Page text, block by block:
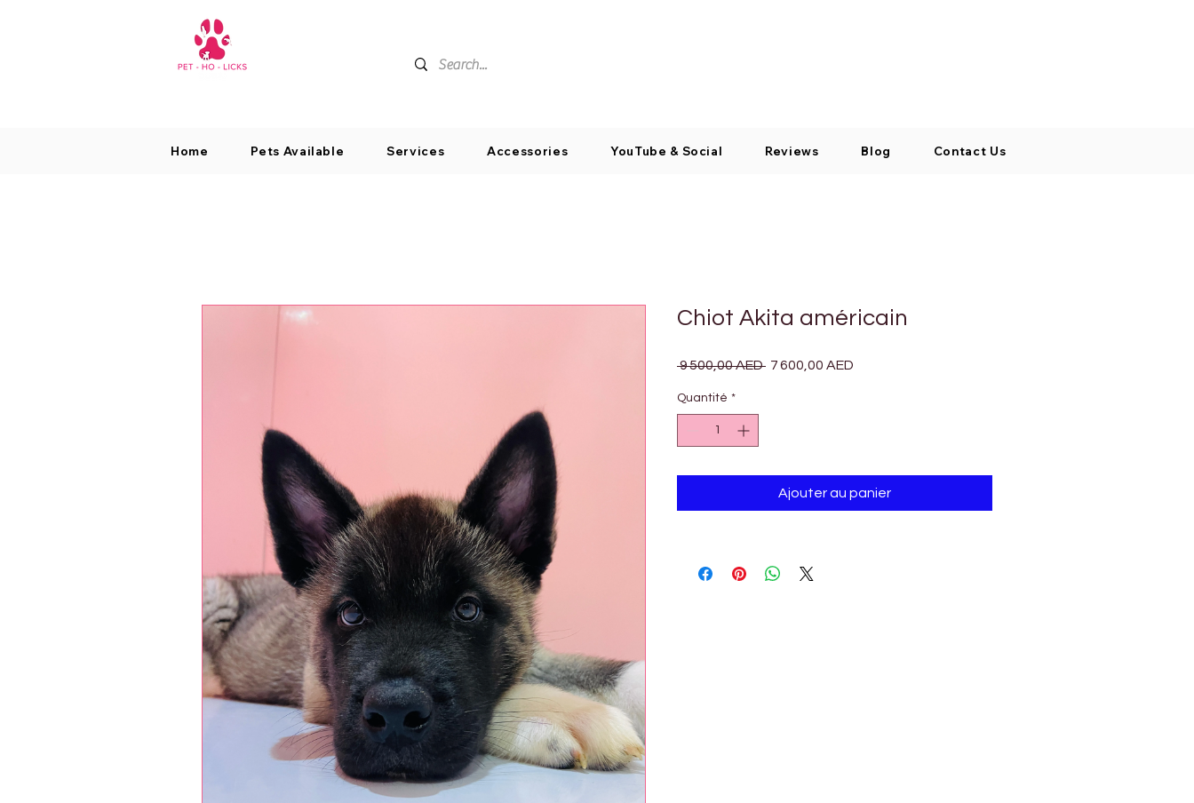
Home Pets Available Services Accessories YouTube & Social Reviews Blog Contact Us
Chiot Akita américain
9 500,00 AED Prix
7 600,00 AED
Quantité *
Ajouter au panier